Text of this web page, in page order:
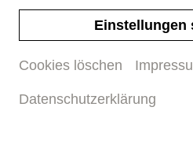
Einstellungen
Cookies löschen
Datenschutzerklärung